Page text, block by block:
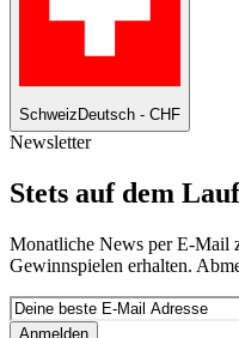
SchweizDeutsch - CHF
Newsletter
Stets auf dem
Monatliche News per E-Mail
Gewinnspielen erhalten.
Anmelden